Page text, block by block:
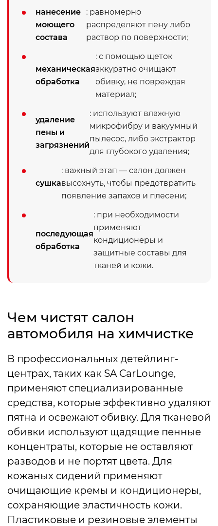
нанесение
моющего
состава
: равномерно
распределяют пену либо
раствор по поверхности;
механическая
обработка
: с помощью щеток
аккуратно очищают
обивку, не повреждая
материал;
удаление
пены и
загрязнений
: используют влажную
микрофибру и вакуумный
пылесос, либо экстрактор
для глубокого удаления;
сушка
: важный этап — салон должен
высохнуть, чтобы предотвратить
появление запахов и плесени;
последующая
обработка
: при необходимости
применяют
кондиционеры и
защитные составы для
тканей и кожи.
Чем чистят салон
автомобиля на химчистке
В профессиональных детейлинг-
центрах, таких как SA CarLounge,
применяют специализированные
средства, которые эффективно удаляют
пятна и освежают обивку. Для тканевой
обивки используют щадящие пенные
концентраты, которые не оставляют
разводов и не портят цвета. Для
кожаных сидений применяют
очищающие кремы и кондиционеры,
сохраняющие эластичность кожи.
Пластиковые и резиновые элементы